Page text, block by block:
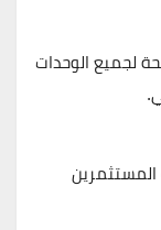
لجميع الوحدات